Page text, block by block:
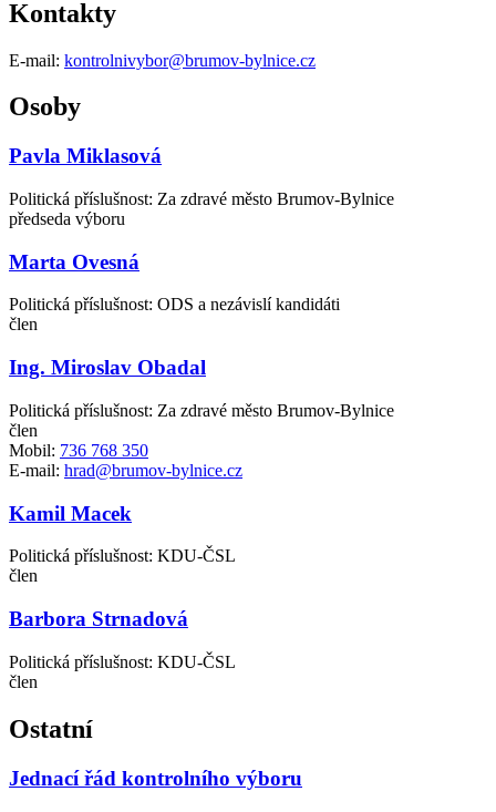
Kontakty
E-mail: kontrolnivybor@brumov-bylnice.cz
Osoby
Pavla Miklasová
Politická příslušnost: Za zdravé město Brumov-Bylnice
předseda výboru
Marta Ovesná
Politická příslušnost: ODS a nezávislí kandidáti
člen
Ing. Miroslav Obadal
Politická příslušnost: Za zdravé město Brumov-Bylnice
člen
Mobil: 736 768 350
E-mail: hrad@brumov-bylnice.cz
Kamil Macek
Politická příslušnost: KDU-ČSL
člen
Barbora Strnadová
Politická příslušnost: KDU-ČSL
člen
Ostatní
Jednací řád kontrolního výboru